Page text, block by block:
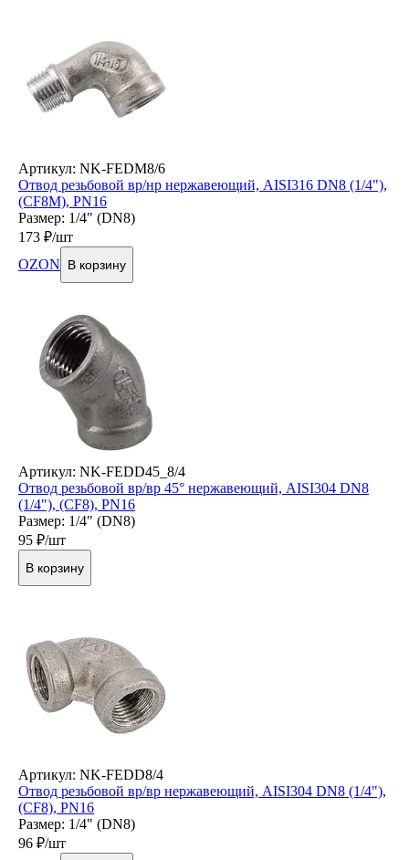
Артикул: NK-FEDM8/6
Отвод резьбовой вр/нр нержавеющий, AISI316 DN8 (1/4"),
(CF8M), PN16
Размер: 1/4" (DN8)
173 ₽/шт
OZON
В корзину
Артикул: NK-FEDD45_8/4
Отвод резьбовой вр/вр 45° нержавеющий, AISI304 DN8
(1/4"), (CF8), PN16
Размер: 1/4" (DN8)
95 ₽/шт
В корзину
Артикул: NK-FEDD8/4
Отвод резьбовой вр/вр нержавеющий, AISI304 DN8 (1/4"),
(CF8), PN16
Размер: 1/4" (DN8)
96 ₽/шт